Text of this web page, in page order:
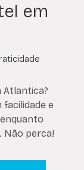
em
Atlantica?
facilidade e
Não perca!